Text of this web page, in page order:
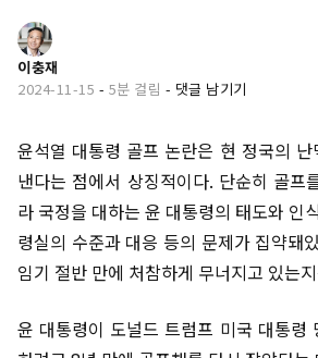
이충재
2024-11-15 - 5분 걸림 - 댓글 남기기
윤석열 대통령 골프 논란은 현 정국의
낸다는 점에서 상징적이다. 단순히 골프
라 국정을 대하는 윤 대통령의 태도와 인
령실의 수준과 대응 등의 문제가 집약돼
임기 절반 만에 처참하게 무너지고 있는
윤 대통령이 도널드 트럼프 미국 대통령